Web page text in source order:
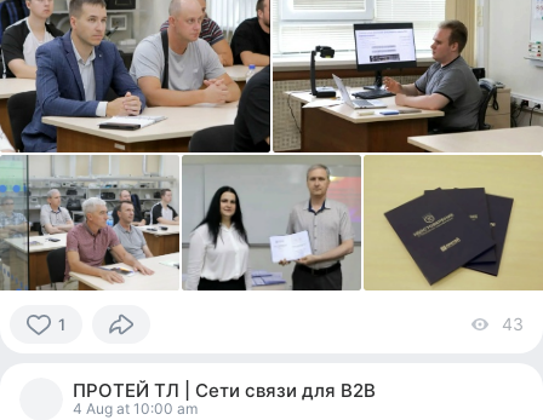
1 43
ПРОТЕЙ ТЛ | Сети связи для В2В
4 Aug at 10:00 am